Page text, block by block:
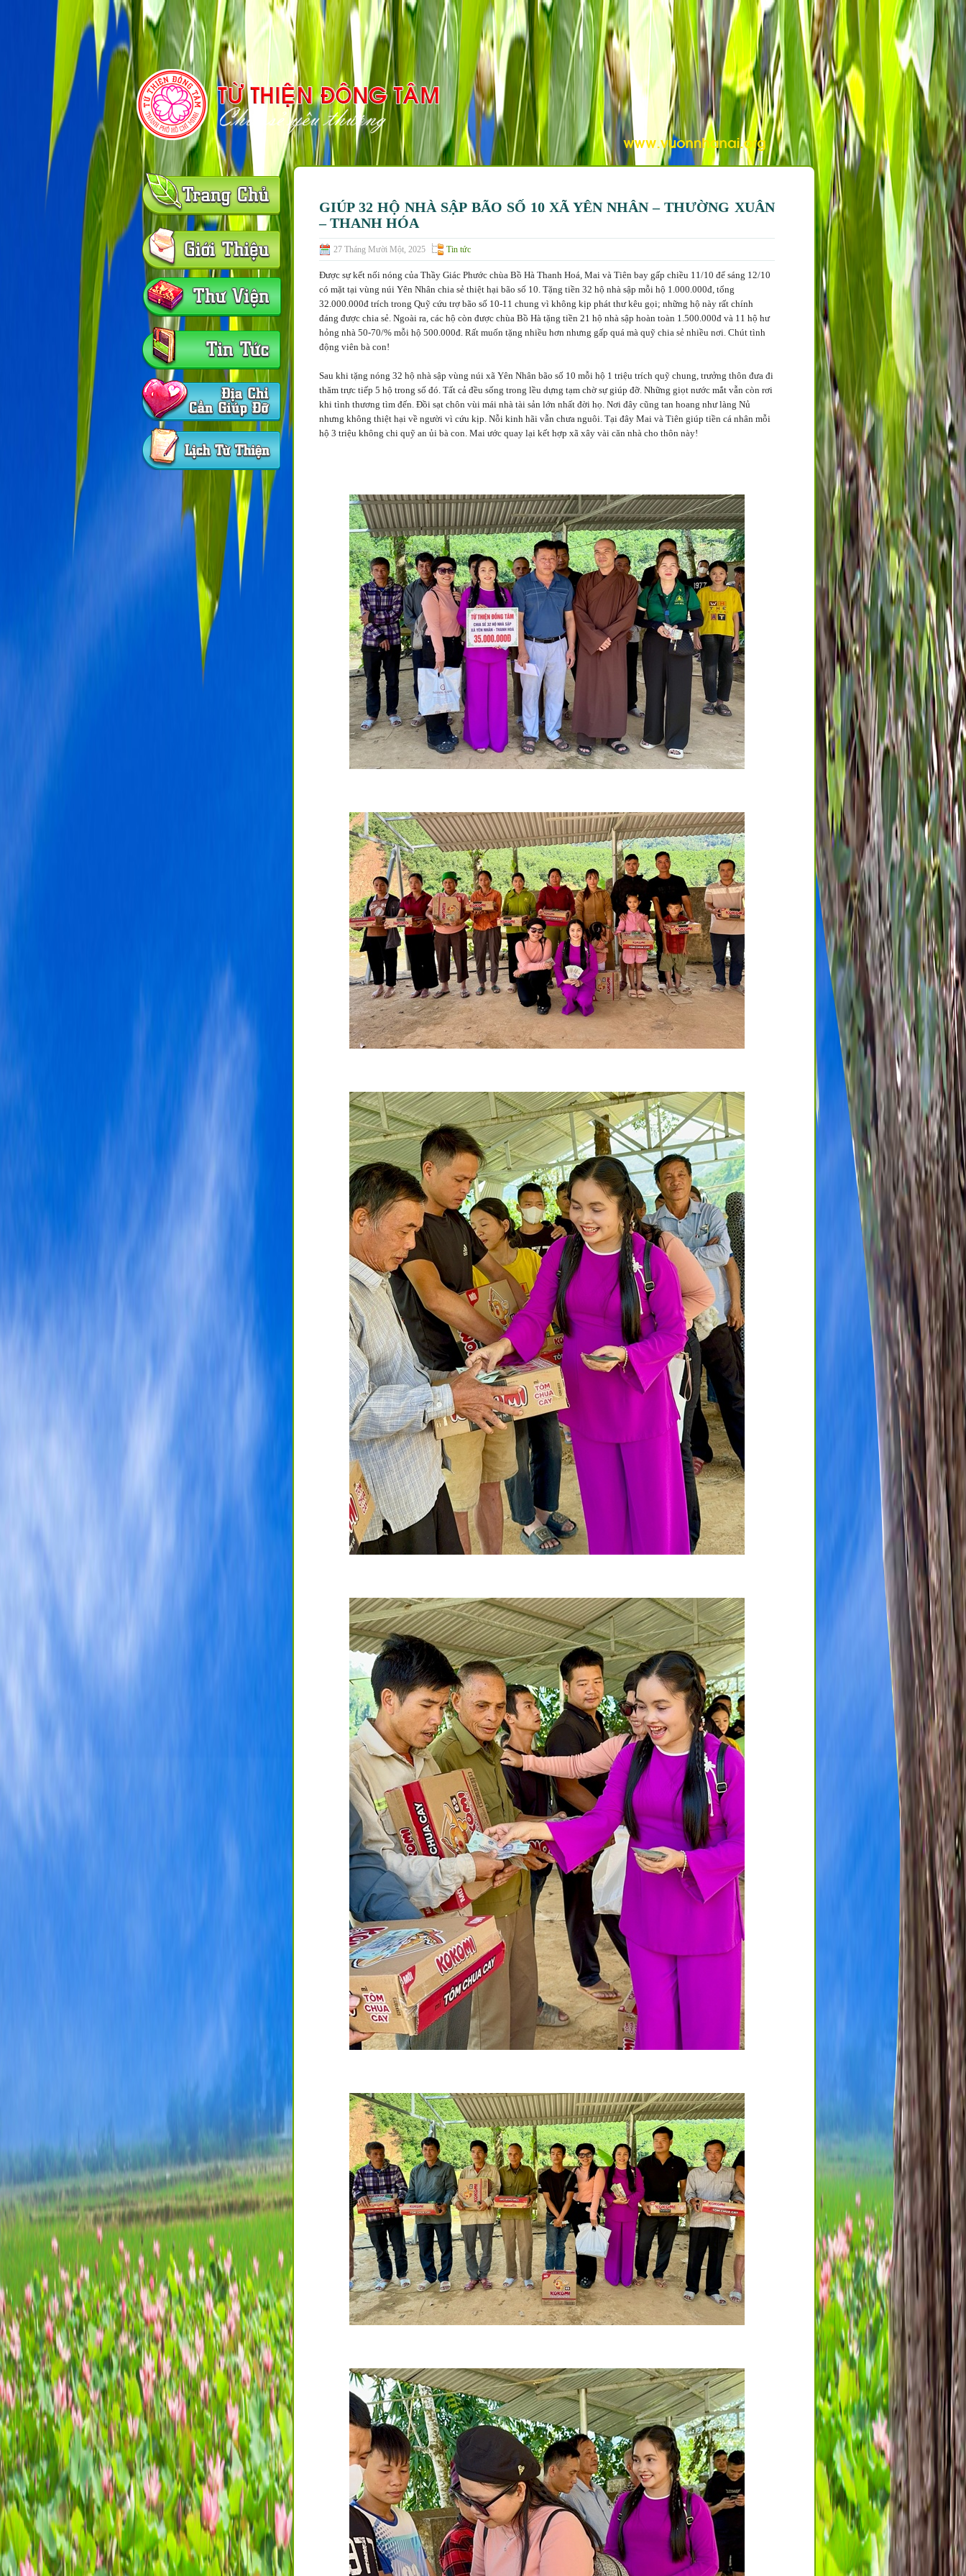
GIÚP 32 HỘ NHÀ SẬP BÃO SỐ 10 XÃ YÊN NHÂN – THƯỜNG XUÂN
– THANH HÓA
27 Tháng Mười Một, 2025 Tin tức
Được sự kết nối nóng của Thầy Giác Phước chùa Bồ Hà Thanh Hoá, Mai và Tiên bay gấp chiều 11/10 để sáng 12/10
có mặt tại vùng núi Yên Nhân chia sẻ thiệt hại bão số 10. Tặng tiền 32 hộ nhà sập mỗi hộ 1.000.000đ, tổng
32.000.000đ trích trong Quỹ cứu trợ bão số 10-11 chung vì không kịp phát thư kêu gọi; những hộ này rất chính
đáng được chia sẻ. Ngoài ra, các hộ còn được chùa Bồ Hà tặng tiền 21 hộ nhà sập hoàn toàn 1.500.000đ và 11 hộ hư
hỏng nhà 50-70/% mỗi hộ 500.000đ. Rất muốn tặng nhiều hơn nhưng gấp quá mà quỹ chia sẻ nhiều nơi. Chút tình
động viên bà con!
Sau khi tặng nóng 32 hộ nhà sập vùng núi xã Yên Nhân bão số 10 mỗi hộ 1 triệu trích quỹ chung, trưởng thôn đưa đi
thăm trực tiếp 5 hộ trong số đó. Tất cả đều sống trong lều dựng tạm chờ sự giúp đỡ. Những giọt nước mắt vẫn còn rơi
khi tình thương tìm đến. Đồi sạt chôn vùi mái nhà tài sản lớn nhất đời họ. Nơi đây cũng tan hoang như làng Nủ
nhưng không thiệt hại về người vì cứu kịp. Nỗi kinh hãi vẫn chưa nguôi. Tại đây Mai và Tiên giúp tiền cá nhân mỗi
hộ 3 triệu không chi quỹ an ủi bà con. Mai ước quay lại kết hợp xã xây vài căn nhà cho thôn này!